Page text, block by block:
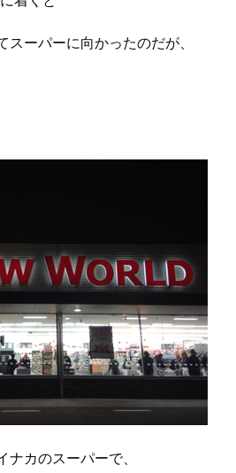
スーパーに向かったのだが、
ナカのスーパーで、